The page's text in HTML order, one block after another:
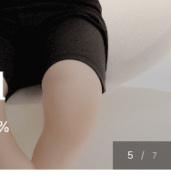
6 / 7